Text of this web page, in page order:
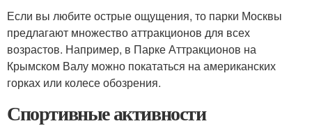
Если вы любите острые ощущения, то парки Москвы
предлагают множество аттракционов для всех
возрастов. Например, в Парке Аттракционов на
Крымском Валу можно покататься на американских
горках или колесе обозрения.
Спортивные активности